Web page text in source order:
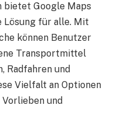
bietet Google Maps
Lösung für alle. Mit
können Benutzer
Transportmittel
Radfahren und
Vielfalt an Optionen
und